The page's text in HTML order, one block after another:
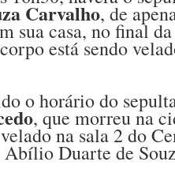
Carvalho, de
sua casa, no final
está sendo
o horário do
, que morreu na
na sala 2 do
Duarte de